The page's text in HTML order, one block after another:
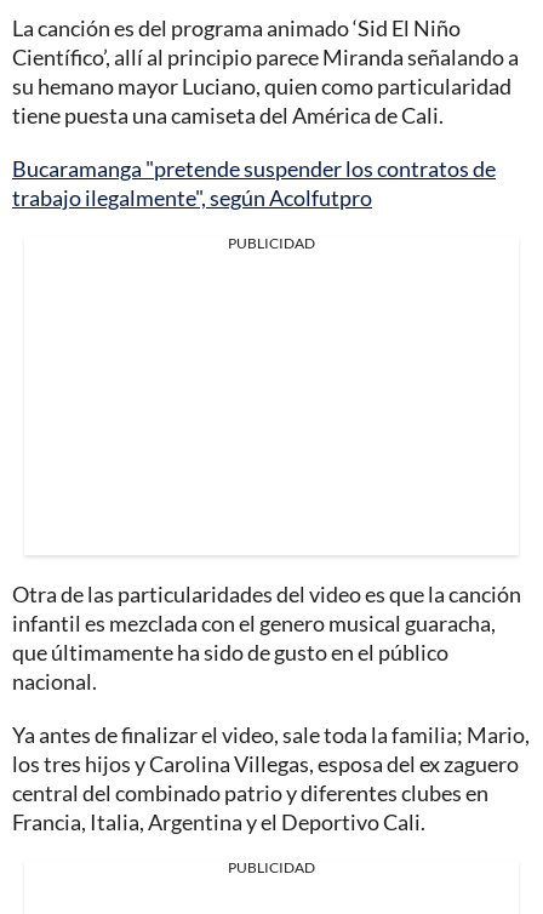
La canción es del programa animado ‘Sid El Niño
Científico’, allí al principio parece Miranda señalando a
su hemano mayor Luciano, quien como particularidad
tiene puesta una camiseta del América de Cali.
Bucaramanga "pretende suspender los contratos de
trabajo ilegalmente", según Acolfutpro
PUBLICIDAD
Otra de las particularidades del video es que la canción
infantil es mezclada con el genero musical guaracha,
que últimamente ha sido de gusto en el público
nacional.
Ya antes de finalizar el video, sale toda la familia; Mario,
los tres hijos y Carolina Villegas, esposa del ex zaguero
central del combinado patrio y diferentes clubes en
Francia, Italia, Argentina y el Deportivo Cali.
PUBLICIDAD